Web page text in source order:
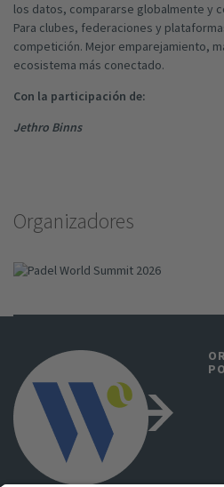
los datos, compararse globalmente y
Para clubes, federaciones y
competición. Mejor emparejamiento,
ecosistema más conectado.
Con la participación de:
Jethro Binns
Organizadores